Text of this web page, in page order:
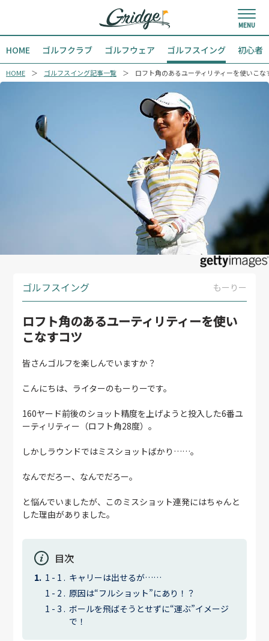
HOME ゴルフクラブ ゴルフウェア ゴルフスイング 初心者
HOME ゴルフスイング記事一覧 ロフト角のあるユーティリティーを使いこな
ゴルフスイング もーりー
ロフト角のあるユーティリティーを使い
こなすコツ
皆さんゴルフを楽しんでいますか？
こんにちは、ライターのもーりーです。
160ヤード前後のショット精度を上げようと投入した6番ユ
ーティリティー（ロフト角28度）。
しかしラウンドではミスショットばかり……。
なんでだろー、なんでだろー。
と悩んでいましたが、このミスショット連発にはちゃんと
した理由がありました。
目次
キャリーは出せるが……
原因は“フルショット”にあり！？
ボールを飛ばそうとせずに“運ぶ”イメージ
で！